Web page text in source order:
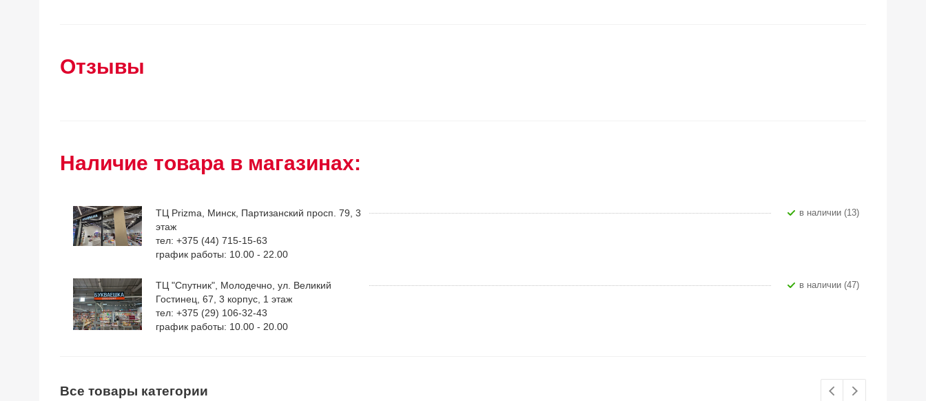
Отзывы
Наличие товара в магазинах:
ТЦ Prizma, Минск, Партизанский просп. 79, 3
этаж
тел: +375 (44) 715-15-63
график работы: 10.00 - 22.00
В наличии (13)
ТЦ "Спутник", Молодечно, ул. Великий
Гостинец, 67, 3 корпус, 1 этаж
тел: +375 (29) 106-32-43
график работы: 10.00 - 20.00
В наличии (47)
Все товары категории